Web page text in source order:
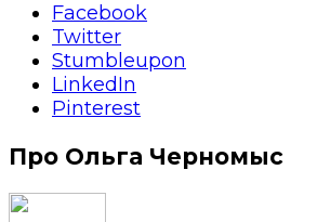
Facebook
Twitter
Stumbleupon
LinkedIn
Pinterest
Про Ольга Черномыс